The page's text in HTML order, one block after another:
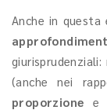
Anche in questa
(anche nei
proporzione e